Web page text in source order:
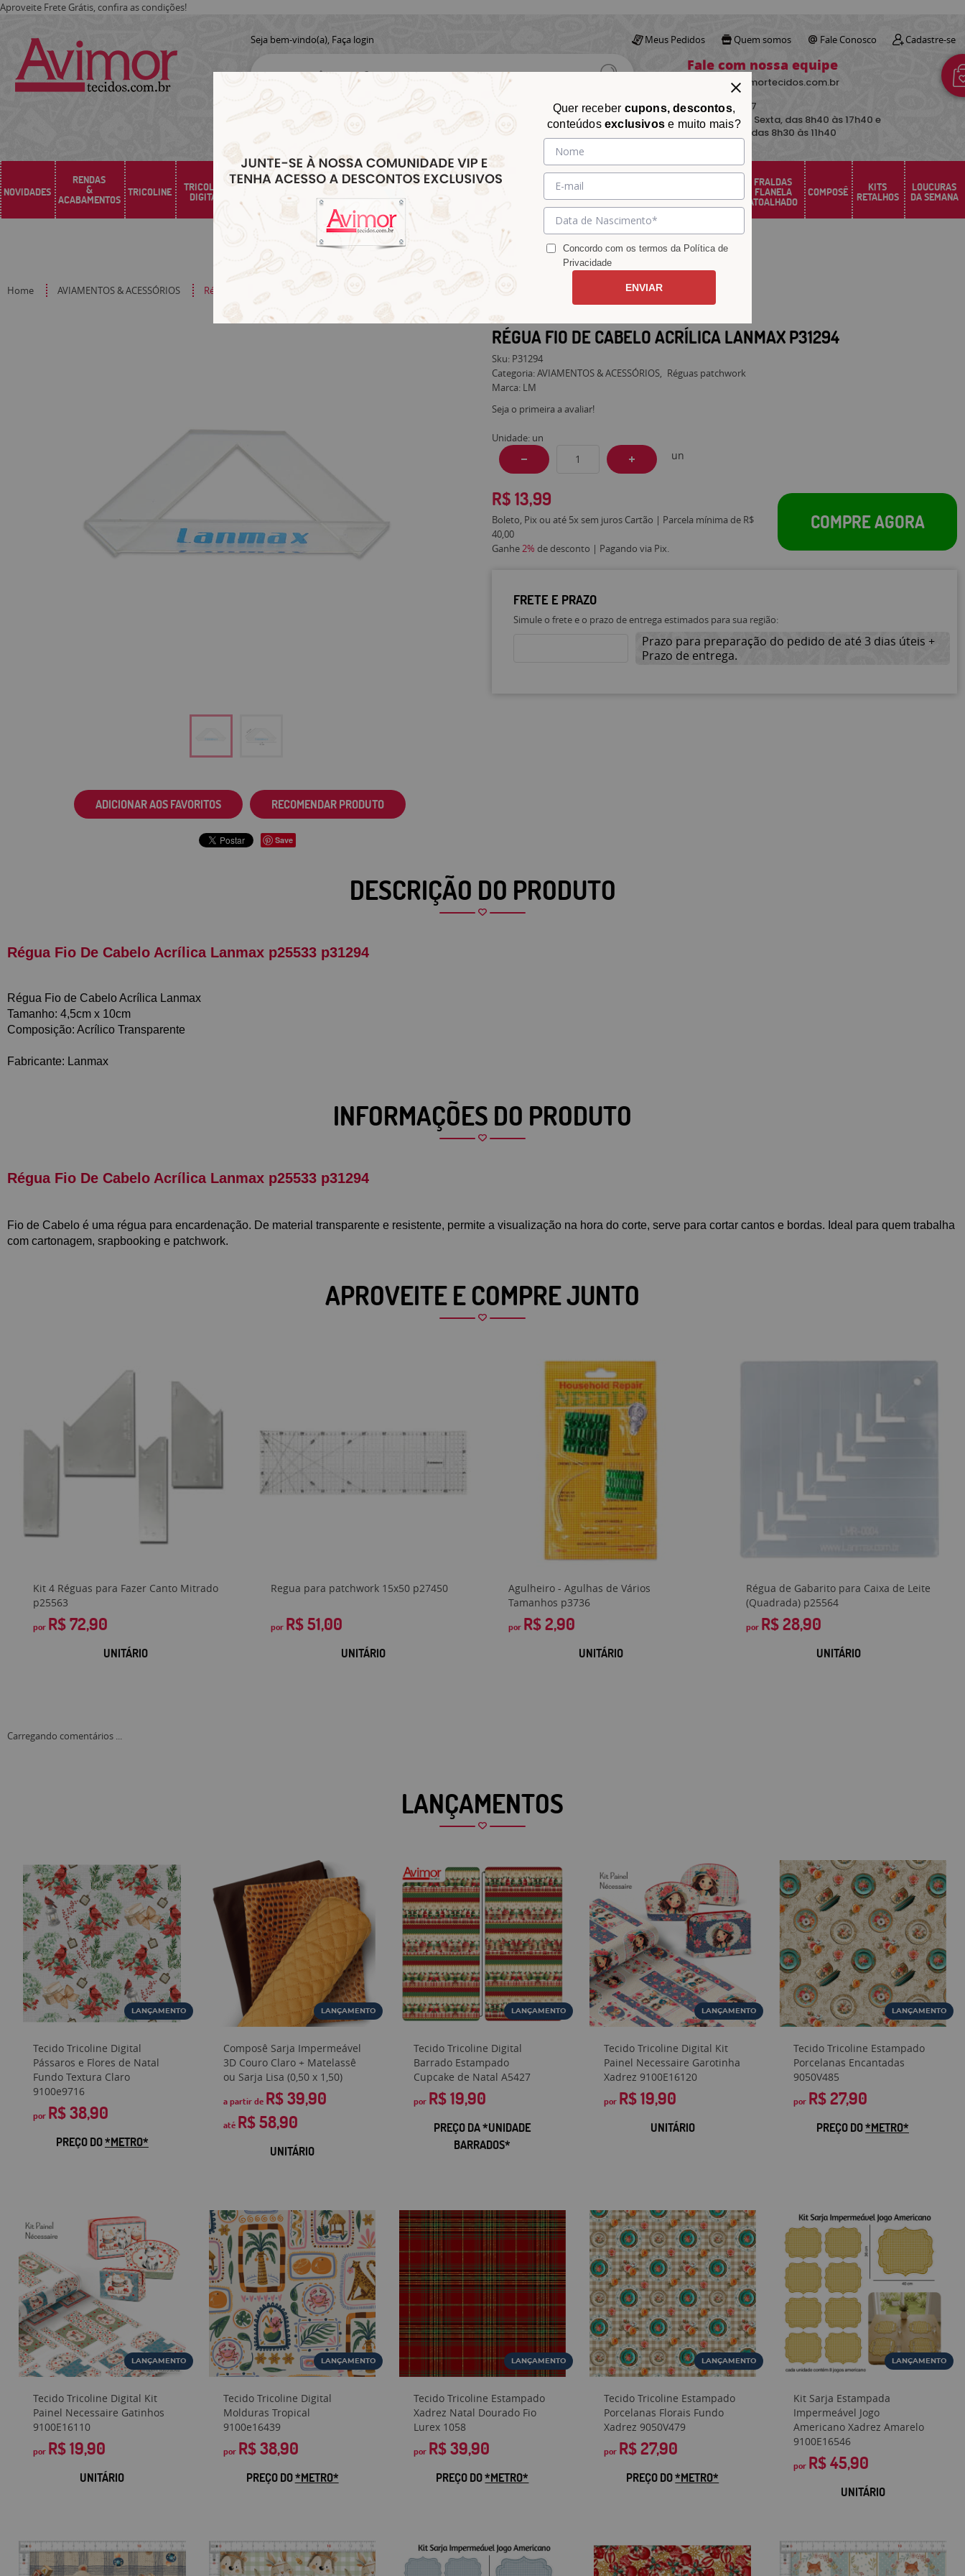
Aproveite Frete Grátis, confira as condições!
Seja bem-vindo(a), Faça login Meus Pedidos Quem somos Fale Conosco Cadastre-se
Fale com nossa equipe
contato@avimortecidos.com.br
(34)3219-5157
De Segunda a Sexta, das 8h40 às 17h40 e
aos sábados das 8h30 às 11h40
NOVIDADES
RENDAS
&
ACABAMENTOS
TRICOLINE TRICOLINE
DIGITAL
CHITA
CHITÃO
CROCHÊ
TRICÔ
TECIDOS E
MALHAS MATELASSÊ
AVIAMENTOS
ACESSÓRIOS DECORAÇÃO SANTA FÉ
FRALDAS
FLANELA
ATOALHADO
COMPOSÊ KITS
RETALHOS
LOUCURAS
DA SEMANA
Home AVIAMENTOS & ACESSÓRIOS Régua Fio De Cabelo Acrílica Lanmax p31294
ADICIONAR AOS FAVORITOS RECOMENDAR PRODUTO
Save
RÉGUA FIO DE CABELO ACRÍLICA LANMAX P31294
Sku: P31294
Categoria:AVIAMENTOS & ACESSÓRIOS
Réguas patchwork
Marca: LM
Seja o primeira a avaliar!
Unidade: un
un
R$ 13,99
Boleto, Pix ou até 5x sem juros Cartão | Parcela mínima de R$
40,00
Ganhe2% de desconto | Pagando via Pix.
COMPRE AGORA
FRETE E PRAZO
Simule o frete e o prazo de entrega estimados para sua região:
Prazo para preparação do pedido de até 3 dias úteis +
Prazo de entrega.
DESCRIÇÃO DO PRODUTO
Régua Fio De Cabelo Acrílica Lanmax p25533 p31294
Régua Fio de Cabelo Acrílica Lanmax
Tamanho: 4,5cm x 10cm
Composição: Acrílico Transparente
Fabricante: Lanmax
INFORMAÇÕES DO PRODUTO
Régua Fio De Cabelo Acrílica Lanmax p25533 p31294
Fio de Cabelo é uma régua para encardenação. De material transparente e resistente, permite a visualização na hora do corte, serve para cortar cantos e bordas. Ideal para quem trabalha
com cartonagem, srapbooking e patchwork.
APROVEITE E COMPRE JUNTO
Kit 4 Réguas para Fazer Canto Mitrado
p25563
por R$ 72,90
UNITÁRIO
Regua para patchwork 15x50 p27450
por R$ 51,00
UNITÁRIO
Agulheiro - Agulhas de Vários
Tamanhos p3736
por R$ 2,90
UNITÁRIO
Régua de Gabarito para Caixa de Leite
(Quadrada) p25564
por R$ 28,90
UNITÁRIO
Carregando comentários ...
LANÇAMENTOS
LANÇAMENTO
Tecido Tricoline Digital
Pássaros e Flores de Natal
Fundo Textura Claro
9100e9716
por R$ 38,90
PREÇO DO*METRO*
LANÇAMENTO
Composê Sarja Impermeável
3D Couro Claro + Matelassê
ou Sarja Lisa (0,50 x 1,50)
a partir de R$ 39,90
até R$ 58,90
UNITÁRIO
LANÇAMENTO
Tecido Tricoline Digital
Barrado Estampado
Cupcake de Natal A5427
por R$ 19,90
PREÇO DA *UNIDADE
BARRADOS*
LANÇAMENTO
Tecido Tricoline Digital Kit
Painel Necessaire Garotinha
Xadrez 9100E16120
por R$ 19,90
UNITÁRIO
LANÇAMENTO
Tecido Tricoline Estampado
Porcelanas Encantadas
9050V485
por R$ 27,90
PREÇO DO*METRO*
LANÇAMENTO
Tecido Tricoline Digital Kit
Painel Necessaire Gatinhos
9100E16110
por R$ 19,90
UNITÁRIO
LANÇAMENTO
Tecido Tricoline Digital
Molduras Tropical
9100e16439
por R$ 38,90
PREÇO DO*METRO*
LANÇAMENTO
Tecido Tricoline Estampado
Xadrez Natal Dourado Fio
Lurex 1058
por R$ 39,90
PREÇO DO*METRO*
LANÇAMENTO
Tecido Tricoline Estampado
Porcelanas Florais Fundo
Xadrez 9050V479
por R$ 27,90
PREÇO DO*METRO*
LANÇAMENTO
Kit Sarja Estampada
Impermeável Jogo
Americano Xadrez Amarelo
9100E16546
por R$ 45,90
UNITÁRIO
Quer receber cupons, descontos,
conteúdosexclusivose muito mais?
Concordo com os termos da Política de
Privacidade
ENVIAR